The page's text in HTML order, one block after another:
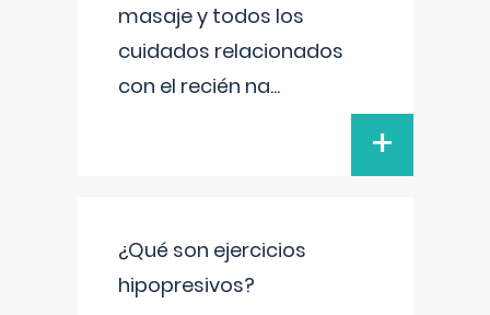
masaje y todos los
cuidados relacionados
con el recién na...
+
¿Qué son ejercicios
hipopresivos?